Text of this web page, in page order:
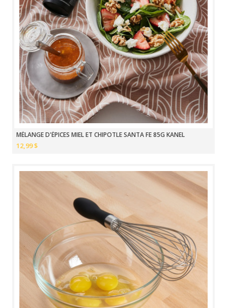
MÉLANGE D'ÉPICES MIEL ET CHIPOTLE SANTA FE 85G KANEL
12,99 $